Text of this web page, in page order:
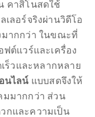
คาสิโนสดใช้
ลอร์จริงผ่านวิดีโอ
มากกว่า ในขณะที่
ต์แวร์และเครื่อง
ร็วและหลากหลาย
นไลน์แบบสดจึงให้
มมากกว่า ส่วน
กและความเป็น